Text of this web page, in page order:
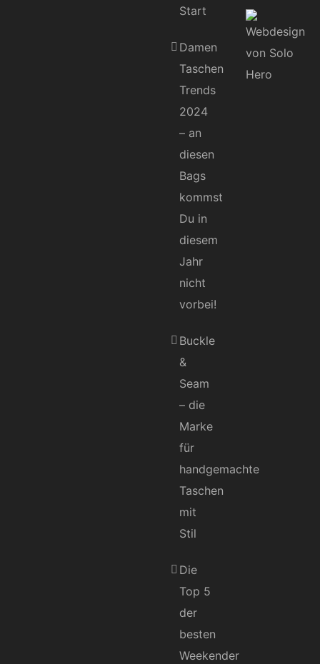
Start
Damen
Taschen
Trends
2024
– an
diesen
Bags
kommst
Du in
diesem
Jahr
nicht
vorbei!
Buckle
&
Seam
– die
Marke
für
handgemachte
Taschen
mit
Stil
Die
Top 5
der
besten
Weekender